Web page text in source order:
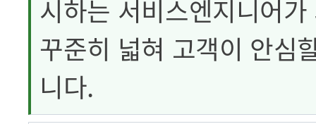
시하는 서비스엔지니어
꾸준히 넓혀 고객이 안심
니다.